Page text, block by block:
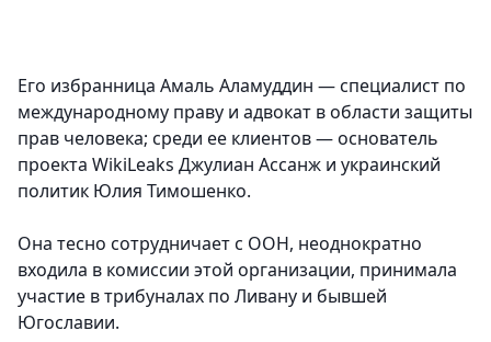
Его избранница Амаль Аламуддин — специалист по
международному праву и адвокат в области защиты
прав человека; среди ее клиентов — основатель
проекта WikiLeaks Джулиан Ассанж и украинский
политик Юлия Тимошенко.
Она тесно сотрудничает с ООН, неоднократно
входила в комиссии этой организации, принимала
участие в трибуналах по Ливану и бывшей
Югославии.